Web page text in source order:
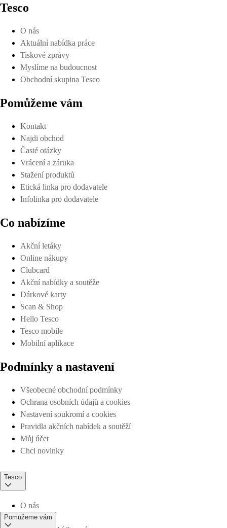
Tesco
O nás
Aktuální nabídka práce
Tiskové zprávy
Myslíme na budoucnost
Obchodní skupina Tesco
Pomůžeme vám
Kontakt
Najdi obchod
Časté otázky
Vrácení a záruka
Stažení produktů
Etická linka pro dodavatele
Infolinka pro dodavatele
Co nabízíme
Akční letáky
Online nákupy
Clubcard
Akční nabídky a soutěže
Dárkové karty
Scan & Shop
Hello Tesco
Tesco mobile
Mobilní aplikace
Podmínky a nastavení
Všeobecné obchodní podmínky
Ochrana osobních údajů a cookies
Nastavení soukromí a cookies
Pravidla akčních nabídek a soutěží
Můj účet
Chci novinky
Tesco
O nás
Pomůžeme vám